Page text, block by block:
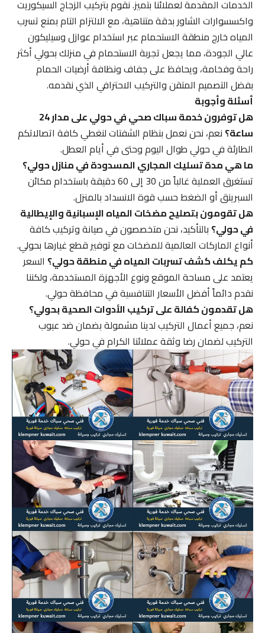
الخدمات المقدمة لعملائنا بتميز. نقوم بتركيب الزجاج السيكوريت
واكسسوارات الشاور بدقة متناهية، مع الالتزام التام بمنع تسرب
المياه خارج منطقة الاستحمام عبر استخدام عوازل وسيليكون
عالي الجودة، مما يجعل تجربة الاستحمام في منزلك بحولي أكثر
راحة وفخامة، ويحافظ على جفاف ونظافة أرضيات الحمام
بفضل التصميم المتقن والتركيب الاحترافي الذي نقدمه.
أسئلة وأجوبة
هل توفرون خدمة سباك صحي في حولي على مدار 24
ساعة؟نعم، نحن نعمل بنظام الشفتات لنغطي كافة اتصالاتكم
الطارئة في حولي طوال اليوم وحتى في أيام العطل.
ما هي مدة تسليك المجاري المسدودة في منازل حولي؟
تستغرق العملية غالباً من 30 إلى 60 دقيقة باستخدام مكائن
السبرينق أو الضغط حسب قوة الانسداد بالمنزل.
هل تقومون بتصليح مضخات المياه الإسبانية والإيطالية
في حولي؟بالتأكيد، نحن متخصصون في صيانة وتركيب كافة
أنواع الماركات العالمية للمضخات مع توفير قطع غيارها بحولي.
كم يكلف كشف تسربات المياه في منطقة حولي؟السعر
يعتمد على مساحة الموقع ونوع الأجهزة المستخدمة، ولكننا
نقدم دائماً أفضل الأسعار التنافسية في محافظة حولي.
هل تقدمون كفالة على تركيب الأدوات الصحية بحولي؟
نعم، جميع أعمال التركيب لدينا مشمولة بضمان ضد عيوب
التركيب لضمان رضا وثقة عملائنا الكرام في حولي.